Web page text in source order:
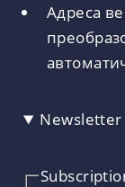
Адреса
Newsletter